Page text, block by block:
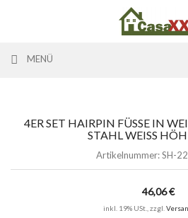
MENÜ
4ER SET HAIRPIN FÜSSE IN
AHL WEISS HÖHE
Artikelnummer:SH-
46,06 €
inkl. 19% USt., zzgl.